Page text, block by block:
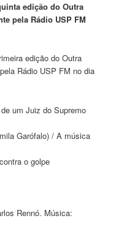
edição do Outra
pela Rádio USP FM
edição do Outra
Rádio USP FM no dia
um Juiz do Supremo
Garófalo) / A música
o golpe
Rennó. Música: